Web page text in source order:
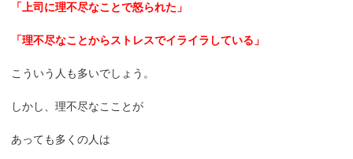
「上司に理不尽なことで怒られた」
「理不尽なことからストレスでイライラしている」
こういう人も多いでしょう。
しかし、理不尽なこことが
あっても多くの人は